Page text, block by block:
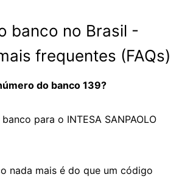
banco no Brasil -
frequentes (FAQs)
do banco 139?
para o INTESA SANPAOLO
nada mais é do que um código